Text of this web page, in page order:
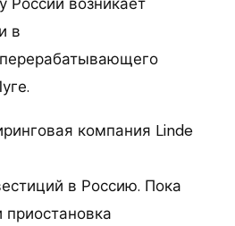
в
компания Linde
в Россию. Пока
приостановка